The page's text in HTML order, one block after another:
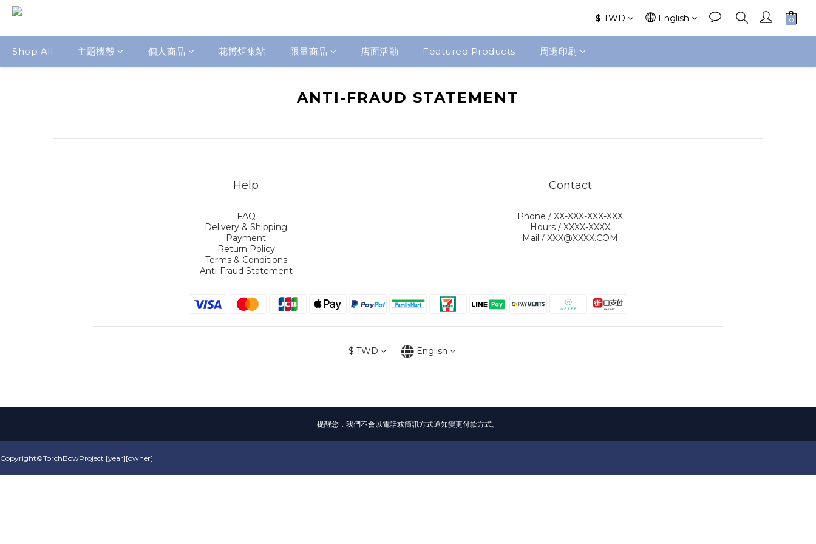
$ TWD English
Shop All 主題機殼 個人商品 花博炬集站 限量商品 店面活動 Featured Products 周邊印刷
ANTI-FRAUD STATEMENT
Help
FAQ
Delivery & Shipping
Payment
Return Policy
Terms & Conditions
Anti-Fraud Statement
Contact
Phone / XX-XXX-XXX-XXX
Hours / XXXX-XXXX
Mail / XXX@XXXX.COM
$ TWD English
提醒您，我們不會以電話或簡訊方式通知變更付款方式。
Copyright©TorchBowProject [year][owner]